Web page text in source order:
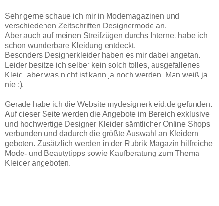
Sehr gerne schaue ich mir in Modemagazinen und
verschiedenen Zeitschriften Designermode an.
Aber auch auf meinen Streifzügen durchs Internet habe ich
schon wunderbare Kleidung entdeckt.
Besonders Designerkleider haben es mir dabei angetan.
Leider besitze ich selber kein solch tolles, ausgefallenes
Kleid, aber was nicht ist kann ja noch werden. Man weiß ja
nie ;).
Gerade habe ich die Website mydesignerkleid.de gefunden.
Auf dieser Seite werden die Angebote im Bereich exklusive
und hochwertige Designer Kleider sämtlicher Online Shops
verbunden und dadurch die größte Auswahl an Kleidern
geboten. Zusätzlich werden in der Rubrik Magazin hilfreiche
Mode- und Beautytipps sowie Kaufberatung zum Thema
Kleider angeboten.